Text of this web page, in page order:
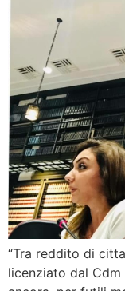
“Tra reddito di
licenziato dal